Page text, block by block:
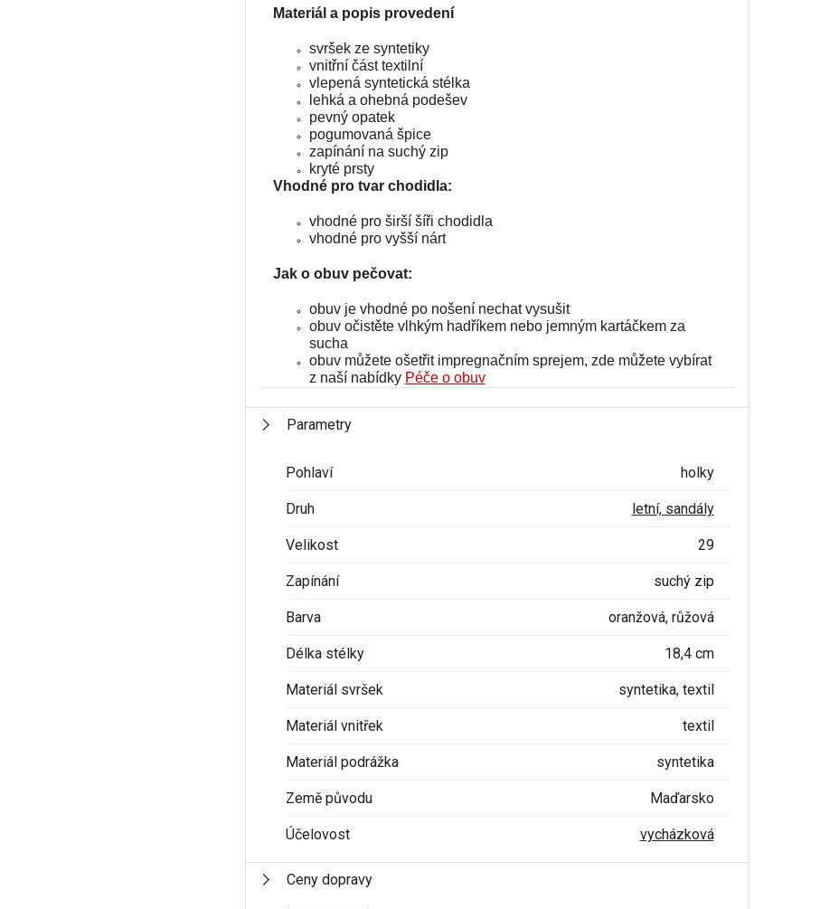
Materiál a popis provedení
svršek ze syntetiky
vnitřní část textilní
vlepená syntetická stélka
lehká a ohebná podešev
pevný opatek
pogumovaná špice
zapínání na suchý zip
kryté prsty
Vhodné pro tvar chodidla:
vhodné pro širší šíři chodidla
vhodné pro vyšší nárt
Jak o obuv pečovat:
obuv je vhodné po nošení nechat vysušit
obuv očistěte vlhkým hadříkem nebo jemným kartáčkem za
sucha
obuv můžete ošetřit impregnačním sprejem, zde můžete vybírat
z naší nabídky Péče o obuv
Parametry
Pohlaví holky
Druh letní, sandály
Velikost 29
Zapínání suchý zip
Barva oranžová, růžová
Délka stélky 18,4 cm
Materiál svršek syntetika, textil
Materiál vnitřek textil
Materiál podrážka syntetika
Země původu Maďarsko
Účelovost vycházková
Ceny dopravy